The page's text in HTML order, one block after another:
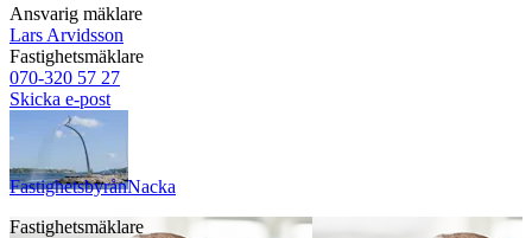
Ansvarig mäklare
Lars Arvidsson
Fastighetsmäklare
070-320 57 27
Skicka e-post
FastighetsbyrånNacka
Fastighetsmäklare